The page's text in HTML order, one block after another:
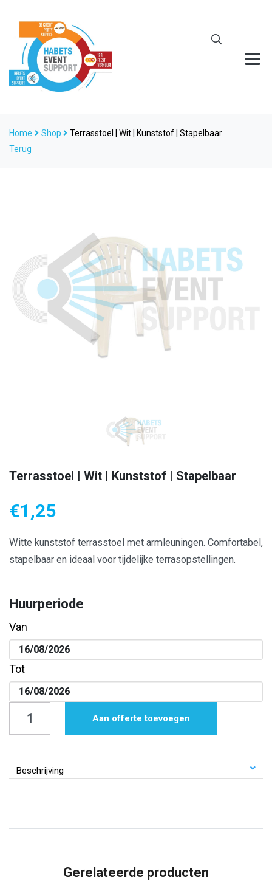
Home Shop
Terrasstoel | Wit | Kunststof | Stapelbaar
Terug
Terrasstoel | Wit | Kunststof | Stapelbaar
€1,25
Witte kunststof terrasstoel met armleuningen. Comfortabel,
stapelbaar en ideaal voor tijdelijke terrasopstellingen.
Huurperiode
Van
Tot
Kunststof
Aan offerte toevoegen
Beschrijving
Gerelateerde producten